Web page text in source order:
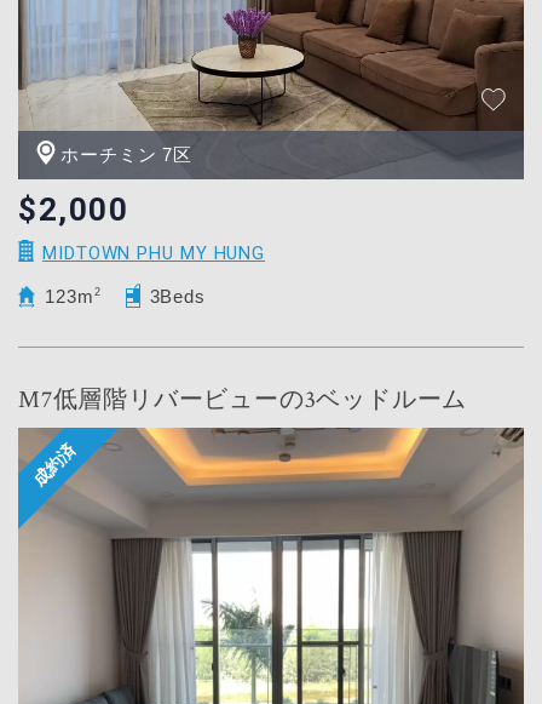
ホーチミン 7区
$2,000
MIDTOWN PHU MY HUNG
123m 2 3Beds
M7低層階リバービューの3ベッドルーム